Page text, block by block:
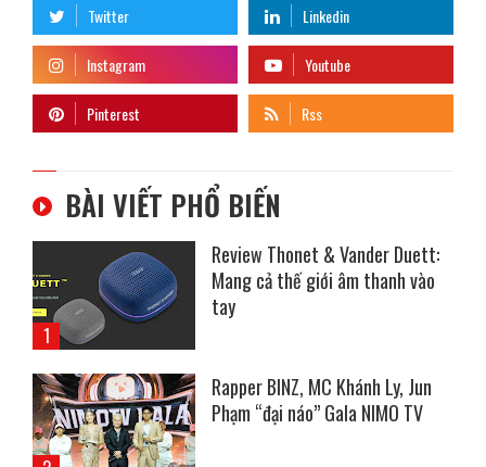
BÀI VIẾT PHỔ BIẾN
Review Thonet & Vander Duett:
Mang cả thế giới âm thanh vào
tay
Rapper BINZ, MC Khánh Ly, Jun
Phạm “đại náo” Gala NIMO TV